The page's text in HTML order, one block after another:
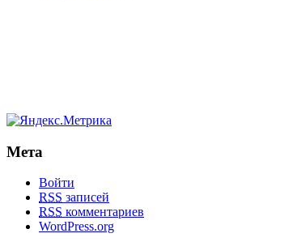
Мета
Войти
RSS записей
RSS комментариев
WordPress.org